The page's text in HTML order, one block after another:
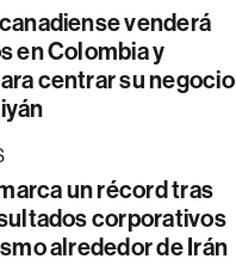
venderá
en Colombia y
centrar su negocio
un récord tras
corporativos
alrededor de Irán